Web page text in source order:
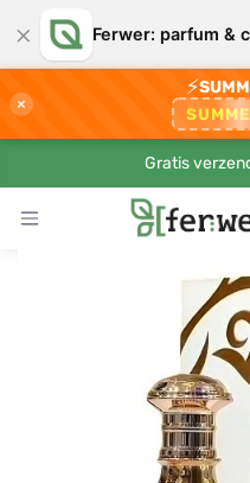
× Ferwer: parfum &
×
⚡
Gratis